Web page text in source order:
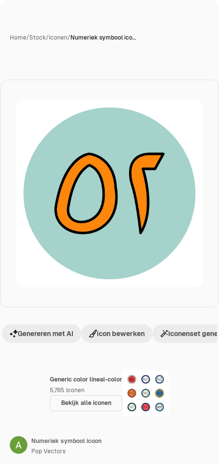
Home/Stock/Iconen/Numeriek symbool ico…
Generic color lineal-color
5,765 Iconen
Bekijk alle iconen
Genereren met AI icon bewerken Iconenset
Numeriek symbool icoon
Pop Vectors